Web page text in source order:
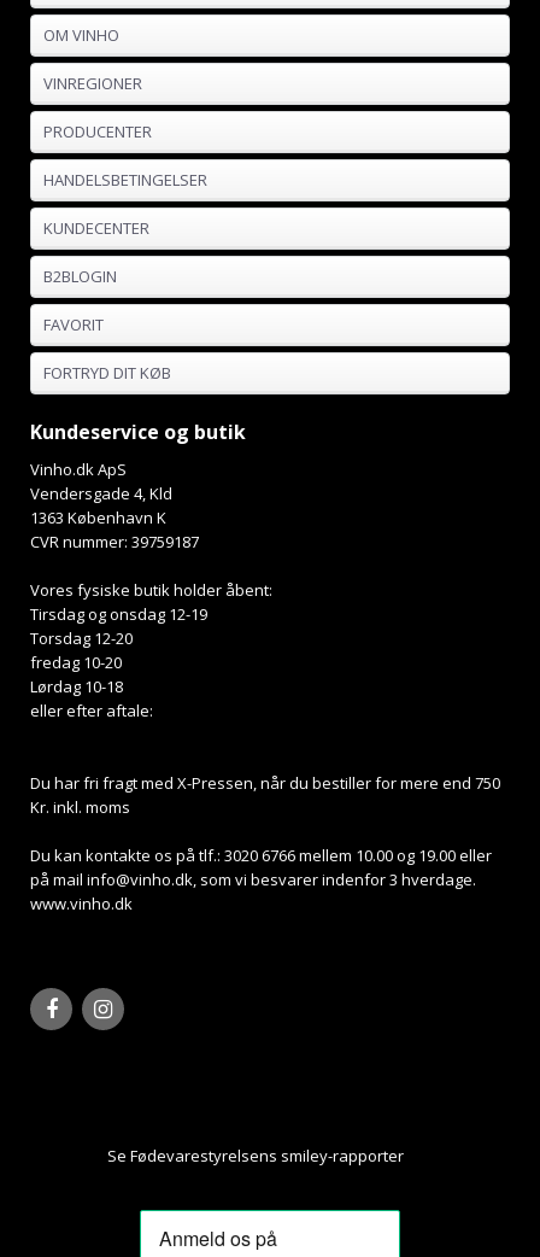
OM VINHO
VINREGIONER
PRODUCENTER
HANDELSBETINGELSER
KUNDECENTER
B2BLOGIN
FAVORIT
FORTRYD DIT KØB
Kundeservice og butik
Vinho.dk ApS
Vendersgade 4, Kld
1363 København K
CVR nummer: 39759187
Vores fysiske butik holder åbent:
Tirsdag og onsdag 12-19
Torsdag 12-20
fredag 10-20
Lørdag 10-18
eller efter aftale:
Du har fri fragt med X-Pressen, når du bestiller for mere end 750
Kr. inkl. moms
Du kan kontakte os på tlf.: 3020 6766 mellem 10.00 og 19.00 eller
på mailinfo@vinho.dk, som vi besvarer indenfor 3 hverdage.
www.vinho.dk
Se Fødevarestyrelsens smiley-rapporterHer